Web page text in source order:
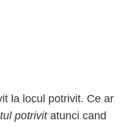
la locul potrivit. Ce ar
potrivitatunci cand